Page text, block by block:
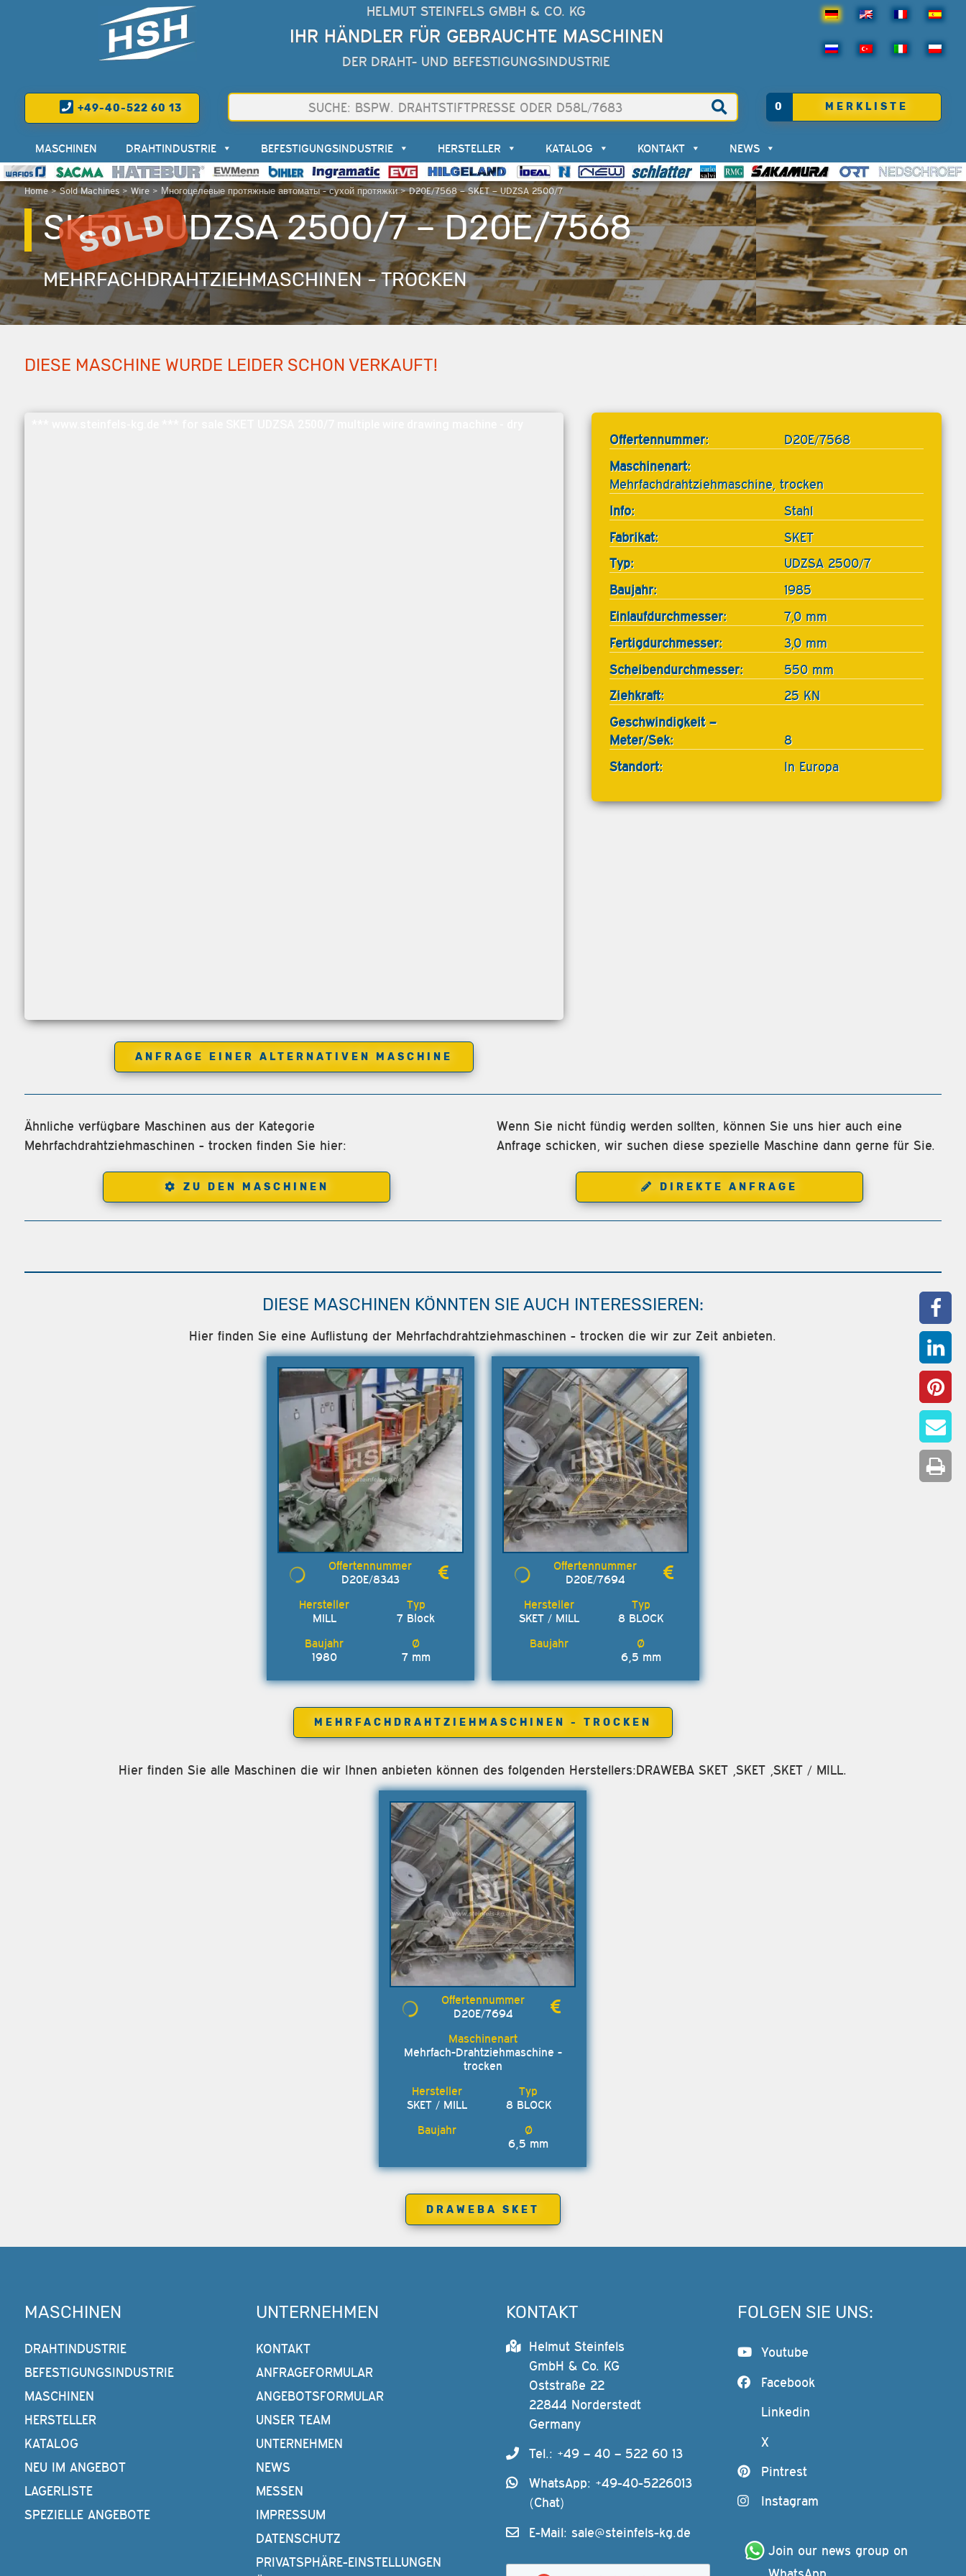
HELMUT STEINFELS GMBH & CO. KG
IHR HÄNDLER FÜR GEBRAUCHTE MASCHINEN
DER DRAHT- UND BEFESTIGUNGSINDUSTRIE
+49-40-522 60 13 0 MERKLISTE
Home>Sold Machines> Wire> Многоцелевые протяжные автоматы - сухой протяжки>D20E/7568 – SKET – UDZSA 2500/7
MASCHINEN DRAHTINDUSTRIE BEFESTIGUNGSINDUSTRIE HERSTELLER KATALOG KONTAKT NEWS
SKET – UDZSA 2500/7 – D20E/7568
MEHRFACHDRAHTZIEHMASCHINEN - TROCKEN
DIESE MASCHINE WURDE LEIDER SCHON VERKAUFT!
ANFRAGE EINER ALTERNATIVEN MASCHINE
Offertennummer:
D20E/7568
Maschinenart:
Mehrfachdrahtziehmaschine, trocken
Info:
Stahl
Fabrikat:
SKET
Typ:
UDZSA 2500/7
Baujahr:
1985
Einlaufdurchmesser:
7,0 mm
Fertigdurchmesser:
3,0 mm
Scheibendurchmesser:
550 mm
Ziehkraft:
25 KN
Geschwindigkeit –
Meter/Sek:
8
Standort:
In Europa
Ähnliche verfügbare Maschinen aus der Kategorie
Mehrfachdrahtziehmaschinen - trocken finden Sie hier:
ZU DEN MASCHINEN
Wenn Sie nicht fündig werden sollten, können Sie uns hier auch eine
Anfrage schicken, wir suchen diese spezielle Maschine dann gerne für Sie.
DIREKTE ANFRAGE
DIESE MASCHINEN KÖNNTEN SIE AUCH INTERESSIEREN:
Hier finden Sie eine Auflistung der Mehrfachdrahtziehmaschinen - trocken die wir zur Zeit anbieten.
D20E/8343
MILL 7 Block
1980 7 mm
D20E/7694
SKET / MILL 8 BLOCK
6,5 mm
MEHRFACHDRAHTZIEHMASCHINEN - TROCKEN
Hier finden Sie alle Maschinen die wir Ihnen anbieten können des folgenden Herstellers:DRAWEBA SKET ,SKET ,SKET / MILL.
D20E/7694
Mehrfach-Drahtziehmaschine -
trocken
SKET / MILL 8 BLOCK
6,5 mm
DRAWEBA SKET
MASCHINEN
DRAHTINDUSTRIE
BEFESTIGUNGSINDUSTRIE
MASCHINEN
HERSTELLER
KATALOG
NEU IM ANGEBOT
LAGERLISTE
SPEZIELLE ANGEBOTE
UNTERNEHMEN
KONTAKT
ANFRAGEFORMULAR
ANGEBOTSFORMULAR
UNSER TEAM
UNTERNEHMEN
NEWS
MESSEN
IMPRESSUM
DATENSCHUTZ
PRIVATSPHÄRE-EINSTELLUNGEN
KONTAKT
Helmut Steinfels
GmbH & Co. KG
Oststraße 22
22844 Norderstedt
Germany
Tel.: +49 – 40 – 522 60 13
WhatsApp: +49-40-5226013
(Chat)
E-Mail:sale@steinfels-kg.de
FOLGEN SIE UNS:
Youtube
Facebook
Linkedin
X
Pintrest
Instagram
Join our news group on